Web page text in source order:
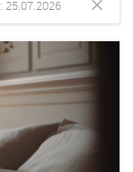
25.07.2026